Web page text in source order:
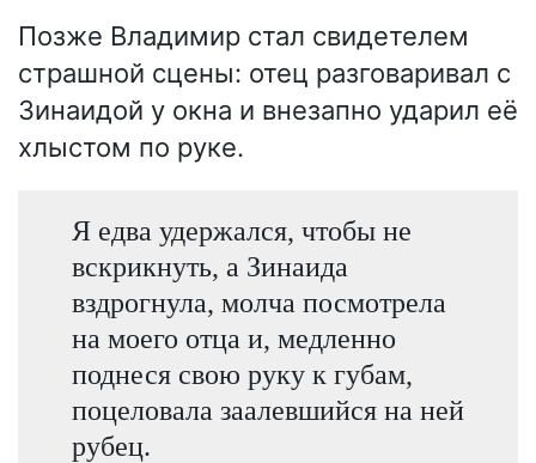
Позже Владимир стал свидетелем
страшной сцены: отец разговаривал с
Зинаидой у окна и внезапно ударил её
хлыстом по руке.
Я едва удержался, чтобы не
вскрикнуть, а Зинаида
вздрогнула, молча посмотрела
на моего отца и, медленно
поднеся свою руку к губам,
поцеловала заалевшийся на ней
рубец.